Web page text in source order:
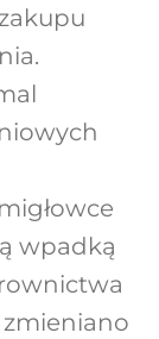
wpadką
zmieniano